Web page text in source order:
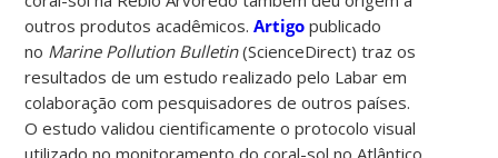
outros produtos acadêmicos.Artigo publicado
no Marine Pollution Bulletin(ScienceDirect) traz os
resultados de um estudo realizado pelo Labar em
colaboração com pesquisadores de outros países.
O estudo validou cientificamente o protocolo visual
utilizado no monitoramento do coral-sol no Atlântico